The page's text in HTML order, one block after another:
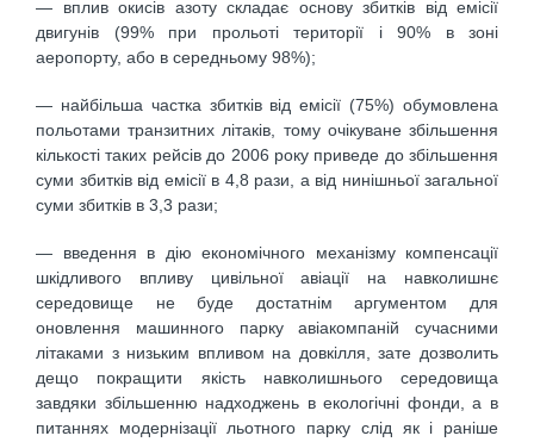
— вплив окисів азоту складає основу збитків від емісії
двигунів (99% при прольоті території і 90% в зоні
аеропорту, або в середньому 98%);
— найбільша частка збитків від емісії (75%) обумовлена
польотами транзитних літаків, тому очікуване збільшення
кількості таких рейсів до 2006 року приведе до збільшення
суми збитків від емісії в 4,8 рази, а від нинішньої загальної
суми збитків в 3,3 рази;
— введення в дію економічного механізму компенсації
шкідливого впливу цивільної авіації на навколишнє
середовище не буде достатнім аргументом для
оновлення машинного парку авіакомпаній сучасними
літаками з низьким впливом на довкілля, зате дозволить
дещо покращити якість навколишнього середовища
завдяки збільшенню надходжень в екологічні фонди, а в
питаннях модернізації льотного парку слід як і раніше